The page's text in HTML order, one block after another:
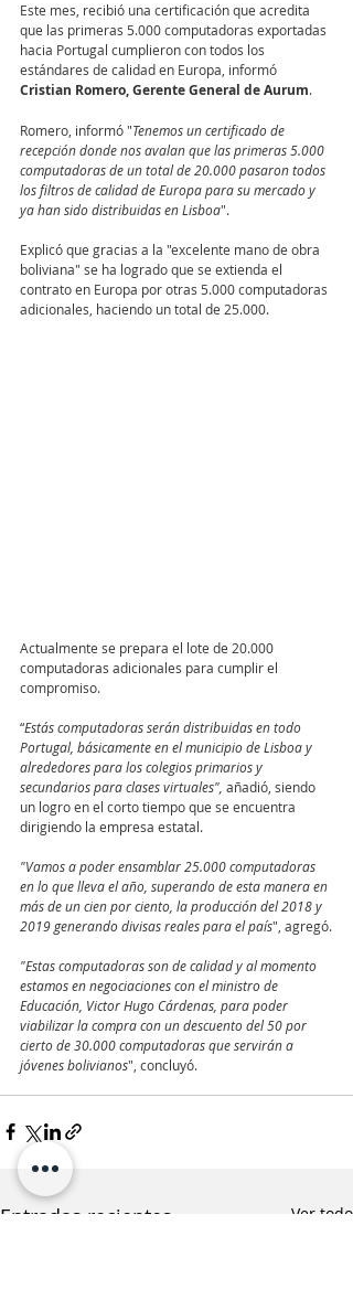
Este mes, recibió una certificación que acredita
que las primeras 5.000 computadoras exportadas
hacia Portugal cumplieron con todos los
estándares de calidad en Europa, informó
Cristian Romero, Gerente General de Aurum.
Romero, informó "Tenemos un certificado de
recepción donde nos avalan que las primeras 5.000
computadoras de un total de 20.000 pasaron todos
los filtros de calidad de Europa para su mercado y
ya han sido distribuidas en Lisboa".
Explicó que gracias a la "excelente mano de obra
boliviana" se ha logrado que se extienda el
contrato en Europa por otras 5.000 computadoras
adicionales, haciendo un total de 25.000.
Actualmente se prepara el lote de 20.000
computadoras adicionales para cumplir el
compromiso.
“Estás computadoras serán distribuidas en todo
Portugal, básicamente en el municipio de Lisboa y
alrededores para los colegios primarios y
secundarios para clases virtuales", añadió, siendo
un logro en el corto tiempo que se encuentra
dirigiendo la empresa estatal.
"Vamos a poder ensamblar 25.000 computadoras
en lo que lleva el año, superando de esta manera en
más de un cien por ciento, la producción del 2018 y
2019 generando divisas reales para el país", agregó.
"Estas computadoras son de calidad y al momento
estamos en negociaciones con el ministro de
Educación, Victor Hugo Cárdenas, para poder
viabilizar la compra con un descuento del 50 por
cierto de 30.000 computadoras que servirán a
jóvenes bolivianos", concluyó.
Entradas recientes Ver todo